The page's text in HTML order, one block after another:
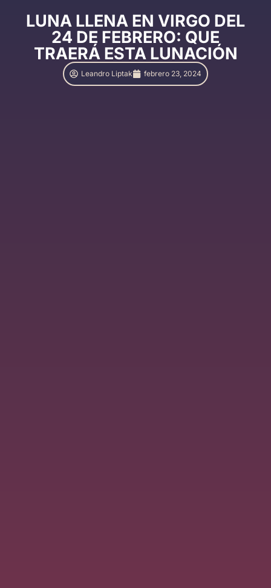
LUNA LLENA EN VIRGO DEL
24 DE FEBRERO: QUE
TRAERÁ ESTA LUNACIÓN
Leandro Liptak febrero 23, 2024